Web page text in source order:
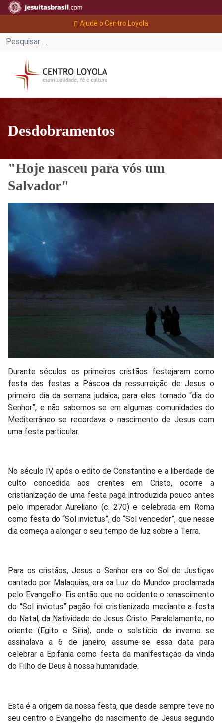
Ajude o Centro Loyola
Desdobramentos
"Hoje nasceu para vós um
Salvador"
Durante séculos os primeiros cristãos festejaram como
festa das festas a Páscoa da ressurreição de Jesus o
primeiro dia da semana judaica, para eles tornado “dia do
Senhor”, e não sabemos se em algumas comunidades do
Mediterrâneo se recordava o nascimento de Jesus com
uma festa particular.
No século IV, após o edito de Constantino e a liberdade de
culto concedida aos crentes em Cristo, ocorre a
cristianização de uma festa pagã introduzida pouco antes
pelo imperador Aureliano (c. 270) e celebrada em Roma
como festa do “Sol invictus”, do “Sol vencedor”, que nesse
dia começa a alongar o seu tempo de luz sobre a Terra.
Para os cristãos, Jesus o Senhor era «o Sol de Justiça»
cantado por Malaquias, era «a Luz do Mundo» proclamada
pelo Evangelho. Eis então que no ocidente o renascimento
do “Sol invictus” pagão foi cristianizado mediante a festa
do Natal, da Natividade de Jesus Cristo. Paralelamente, no
oriente (Egito e Síria), onde o solstício de inverno se
assinalava a 6 de janeiro, assume-se essa data para
celebrar a Epifania como festa da manifestação da vinda
do Filho de Deus à nossa humanidade.
Esta é a origem da nossa festa, que desde sempre teve no
seu centro o Evangelho do nascimento de Jesus segundo